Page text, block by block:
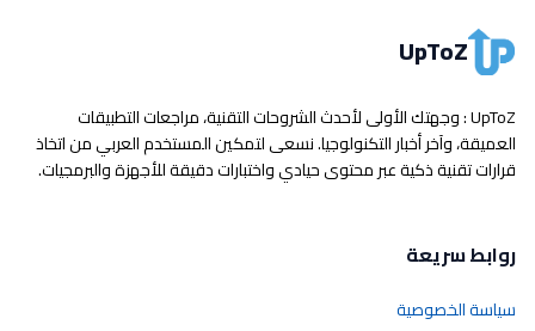
UpToZ
UpToZ : وجهتك الأولى لأحدث الشروحات التقنية، مراجعات التطبيقات
العميقة، وآخر أخبار التكنولوجيا. نسعى لتمكين المستخدم العربي من اتخاذ
قرارات تقنية ذكية عبر محتوى حيادي واختبارات دقيقة للأجهزة والبرمجيات.
روابط سريعة
سياسة الخصوصية